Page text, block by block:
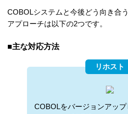
COBOLシステムと今後どう向き合
アプローチは以下の2つです。
■主な対応方法
リホスト
COBOLをバージョンアッ